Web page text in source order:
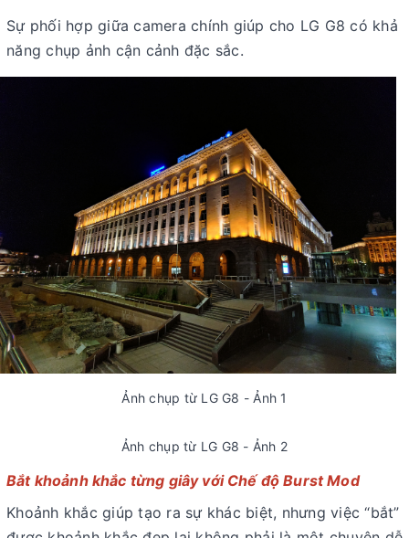
Sự phối hợp giữa camera chính giúp cho LG G8 có khả
năng chụp ảnh cận cảnh đặc sắc.
Ảnh chụp từ LG G8 - Ảnh 1
Ảnh chụp từ LG G8 - Ảnh 2
Bắt khoảnh khắc từng giây với Chế độ Burst Mod
Khoảnh khắc giúp tạo ra sự khác biệt, nhưng việc “bắt”